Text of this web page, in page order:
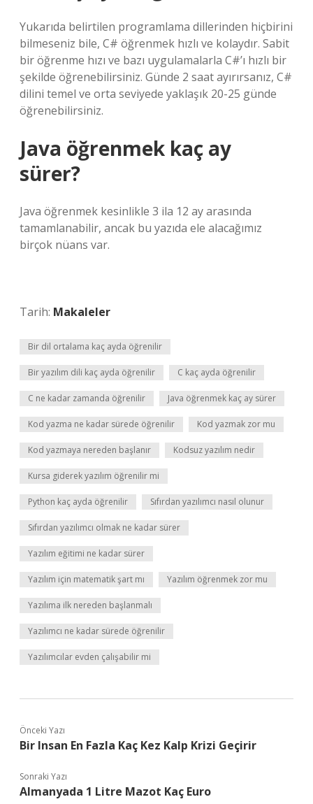
Yukarıda belirtilen programlama dillerinden hiçbirini
bilmeseniz bile, C# öğrenmek hızlı ve kolaydır. Sabit
bir öğrenme hızı ve bazı uygulamalarla C#’ı hızlı bir
şekilde öğrenebilirsiniz. Günde 2 saat ayırırsanız, C#
dilini temel ve orta seviyede yaklaşık 20-25 günde
öğrenebilirsiniz.
Java öğrenmek kaç ay
sürer?
Java öğrenmek kesinlikle 3 ila 12 ay arasında
tamamlanabilir, ancak bu yazıda ele alacağımız
birçok nüans var.
Tarih: Makaleler
Bir dil ortalama kaç ayda öğrenilir
Bir yazılım dili kaç ayda öğrenilir C kaç ayda öğrenilir
C ne kadar zamanda öğrenilir Java öğrenmek kaç ay sürer
Kod yazma ne kadar sürede öğrenilir Kod yazmak zor mu
Kod yazmaya nereden başlanır Kodsuz yazılım nedir
Kursa giderek yazılım öğrenilir mi
Python kaç ayda öğrenilir Sıfırdan yazılımcı nasıl olunur
Sıfırdan yazılımcı olmak ne kadar sürer
Yazılım eğitimi ne kadar sürer
Yazılım için matematik şart mı Yazılım öğrenmek zor mu
Yazılıma ilk nereden başlanmalı
Yazılımcı ne kadar sürede öğrenilir
Yazılımcılar evden çalışabilir mi
Önceki Yazı
Bir Insan En Fazla Kaç Kez Kalp Krizi Geçirir
Sonraki Yazı
Almanyada 1 Litre Mazot Kaç Euro